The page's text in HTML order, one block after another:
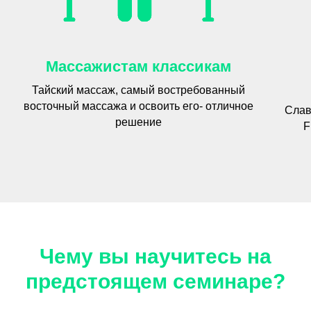
Массажистам классикам
Тайский массаж, самый востребованный
восточный массажа и освоить его- отличное
решение
Чему вы научитесь на
предстоящем семинаре?